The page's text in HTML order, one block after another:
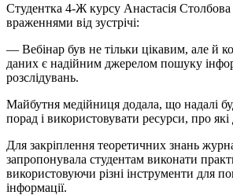
Студентка 4-Ж курсу Анастасія Столбова
враженнями від зустрічі:
— Вебінар був не тільки цікавим, але й
даних є надійним джерелом пошуку
розслідувань.
Майбутня медійниця додала, що надалі
порад і використовувати ресурси, про які
Для закріплення теоретичних знань
запропонувала студентам виконати
використовуючи різні інструменти для
інформації.